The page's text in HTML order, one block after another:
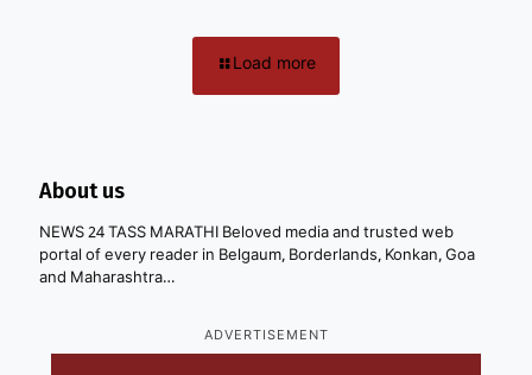
Load more
About us
NEWS 24 TASS MARATHI Beloved media and trusted web
portal of every reader in Belgaum, Borderlands, Konkan, Goa
and Maharashtra…
ADVERTISEMENT